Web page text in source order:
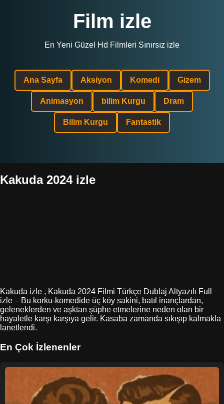
Film izle
En Yeni Güzel Hd Filmleri Sınırsız izle
Ana Sayfa Aksiyon Komedi Gizem
Animasyon bilim Kurgu Dram
Bilim Kurgu Fantastik
Kakuda 2024 izle
Kakuda izle , Kakuda 2024 Filmi Türkçe Dublaj Altyazılı Full
izle – Bu korku-komedide üç köy sakini, batıl inançlardan,
geleneklerden ve aşktan şüphe etmelerine neden olan bir
hayaletle karşı karşıya gelir. Kasaba zamanda sıkışıp kalmakla
lanetlendi.
En Çok İzlenenler